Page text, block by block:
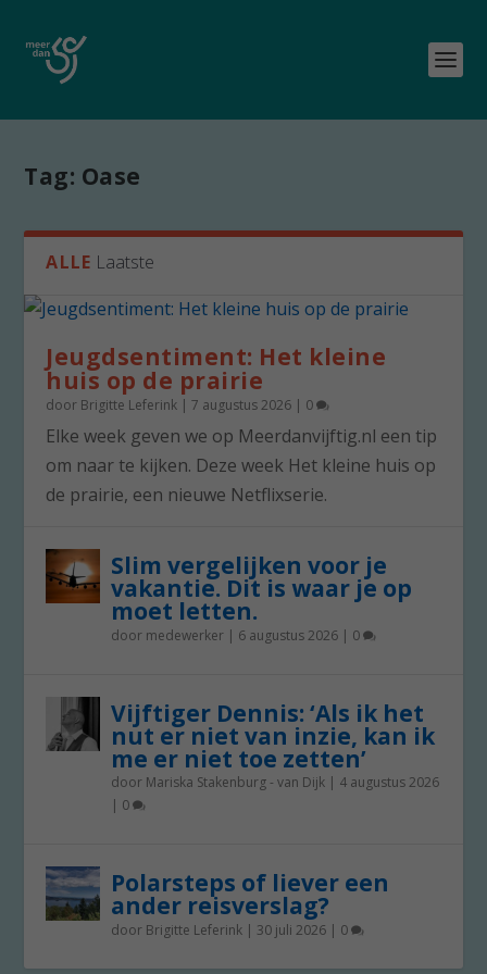
Tag: Oase
ALLE Laatste
Jeugdsentiment: Het kleine
huis op de prairie
door Brigitte Leferink |7 augustus 2026 | 0
Elke week geven we op Meerdanvijftig.nl een tip
om naar te kijken. Deze week Het kleine huis op
de prairie, een nieuwe Netflixserie.
Slim vergelijken voor je
vakantie. Dit is waar je op
moet letten.
door medewerker | 6 augustus 2026 | 0
Vijftiger Dennis: ‘Als ik het
nut er niet van inzie, kan ik
me er niet toe zetten’
door Mariska Stakenburg - van Dijk | 4 augustus 2026
| 0
Polarsteps of liever een
ander reisverslag?
door Brigitte Leferink | 30 juli 2026 | 0